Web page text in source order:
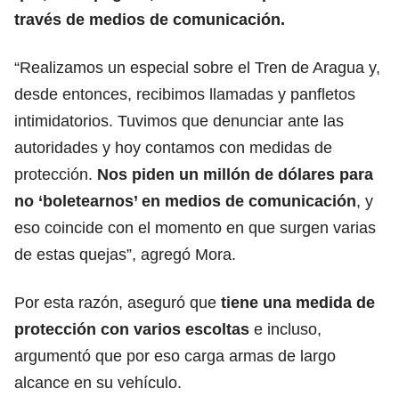
través de medios de comunicación.
“Realizamos un especial sobre el Tren de Aragua y,
desde entonces, recibimos llamadas y panfletos
intimidatorios. Tuvimos que denunciar ante las
autoridades y hoy contamos con medidas de
protección. Nos piden un millón de dólares para
no ‘boletearnos’ en medios de comunicación, y
eso coincide con el momento en que surgen varias
de estas quejas”, agregó Mora.
Por esta razón, aseguró que tiene una medida de
protección con varios escoltas e incluso,
argumentó que por eso carga armas de largo
alcance en su vehículo.